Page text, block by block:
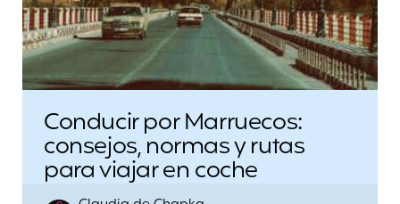
Conducir por Marruecos:
consejos, normas y rutas
para viajar en coche